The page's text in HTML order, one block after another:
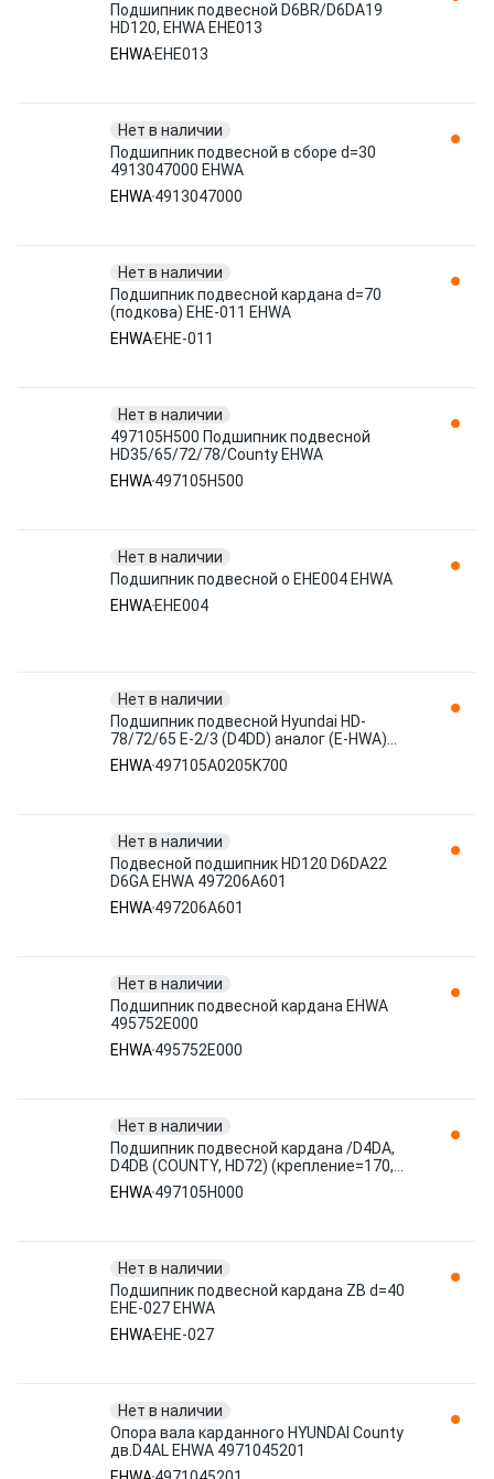
Подшипник подвесной D6BR/D6DA19
HD120, EHWA ЕНЕ013
EHWA ЕНЕ013
Нет в наличии
Подшипник подвесной в сборе d=30
4913047000 EHWA
EHWA4913047000
Нет в наличии
Подшипник подвесной кардана d=70
(подкова) EHE-011 EHWA
EHWA EHE-011
Нет в наличии
497105H500 Подшипник подвесной
HD35/65/72/78/County EHWA
EHWA497105H500
Нет в наличии
Подшипник подвесной о EHE004 EHWA
EHWA EHE004
Нет в наличии
Подшипник подвесной Hyundai НD-
78/72/65 Е-2/3 (D4DD) аналог (E-HWA)
497105A0205K700
EHWA497105A0205K700
Нет в наличии
Подвесной подшипник HD120 D6DA22
D6GA EHWA 497206A601
EHWA497206A601
Нет в наличии
Подшипник подвесной кардана EHWA
495752E000
EHWA495752E000
Нет в наличии
Подшипник подвесной кардана /D4DA,
D4DB (COUNTY, HD72) (крепление=170,
ID=40, L втулки=65) (с сальни 497105H000
EHWA
EHWA497105H000
Нет в наличии
Подшипник подвесной кардана ZB d=40
EHE-027 EHWA
EHWA EHE-027
Нет в наличии
Опора вала карданного HYUNDAI County
дв.D4AL EHWA 4971045201